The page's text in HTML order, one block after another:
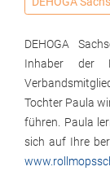
DEHOGA
Inhaber der
Tochter Paula
führen. Paula
sich auf Ihre